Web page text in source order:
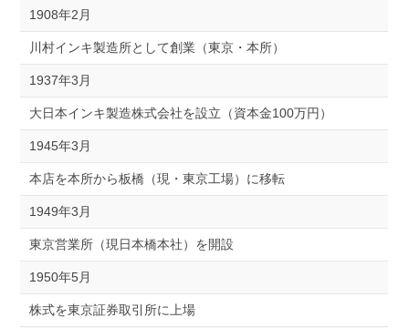
1908年2月
川村インキ製造所として創業（東京・本所）
1937年3月
大日本インキ製造株式会社を設立（資本金100万円）
1945年3月
本店を本所から板橋（現・東京工場）に移転
1949年3月
東京営業所（現日本橋本社）を開設
1950年5月
株式を東京証券取引所に上場